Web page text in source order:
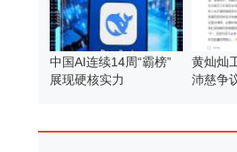
中国AI连续14周“霸榜”
展现硬核实力
黄灿灿
沛慈争